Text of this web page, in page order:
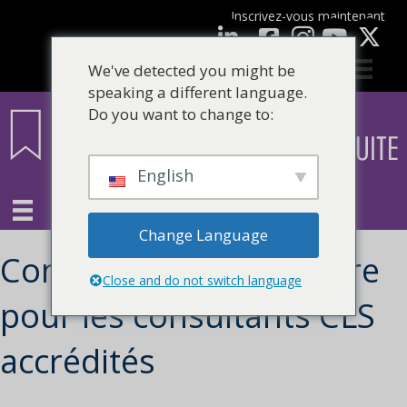
Inscrivez-vous maintenant
LinkedInFacebook Youtube
Contenu supplémentaire
pour les consultants CLS
accrédités
We've detected you might be
speaking a different language.
Do you want to change to:
English
Change Language
Close and do not switch language